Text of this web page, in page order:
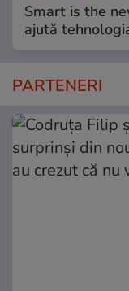
Smart is the
ajută
PARTENERI